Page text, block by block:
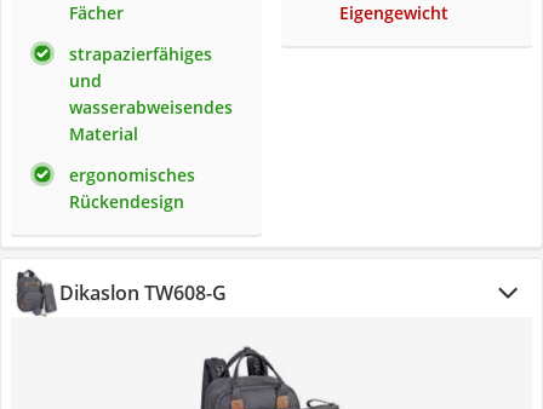
Fächer
strapazierfähiges
und
wasserabweisendes
Material
ergonomisches
Rückendesign
Eigengewicht
Dikaslon TW608-G